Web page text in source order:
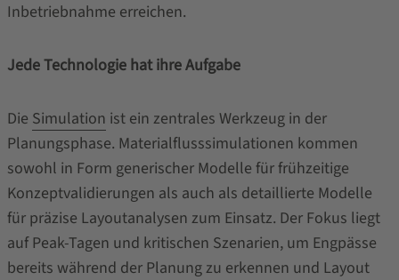
Inbetriebnahme erreichen.
Jede Technologie hat ihre Aufgabe
Die Simulation ist ein zentrales Werkzeug in der
Planungsphase. Materialflusssimulationen kommen
sowohl in Form generischer Modelle für frühzeitige
Konzeptvalidierungen als auch als detaillierte Modelle
für präzise Layoutanalysen zum Einsatz. Der Fokus liegt
auf Peak-Tagen und kritischen Szenarien, um Engpässe
bereits während der Planung zu erkennen und Layout